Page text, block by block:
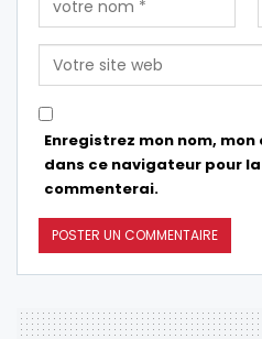
Enregistrez mon nom,
dans ce navigateur pour
commenterai.